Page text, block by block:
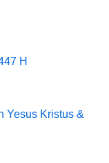
H
Yesus Kristus &